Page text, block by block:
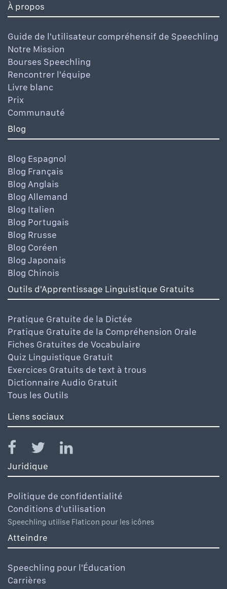
À propos
Guide de l'utilisateur compréhensif de Speechling
Notre Mission
Bourses Speechling
Rencontrer l'équipe
Livre blanc
Prix
Communauté
Blog
Blog Espagnol
Blog Français
Blog Anglais
Blog Allemand
Blog Italien
Blog Portugais
Blog Rrusse
Blog Coréen
Blog Japonais
Blog Chinois
Outils d'Apprentissage Linguistique Gratuits
Pratique Gratuite de la Dictée
Pratique Gratuite de la Compréhension Orale
Fiches Gratuites de Vocabulaire
Quiz Linguistique Gratuit
Exercices Gratuits de text à trous
Dictionnaire Audio Gratuit
Tous les Outils
Liens sociaux
Juridique
Politique de confidentialité
Conditions d'utilisation
Speechling utilise Flaticon pour les icônes
Atteindre
Speechling pour l'Éducation
Carrières